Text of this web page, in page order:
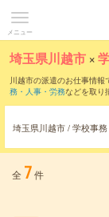
メニュー
埼玉県川越市 ×
川越市の派遣のお仕事情報
務・人事・労務などを取り
埼玉県川越市 / 学校事務
全 7件